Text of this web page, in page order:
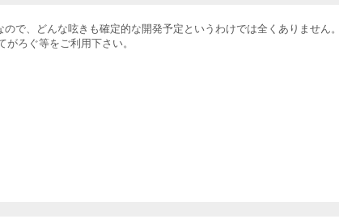
で、どんな呟きも確定的な開発予定というわけでは全くありませ
ろぐ等をご利用下さい。